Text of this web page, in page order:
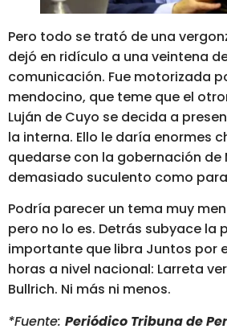
Pero todo se trató de una
dejó en ridículo a una veintena
comunicación. Fue motorizada
mendocino, que teme que el
Luján de Cuyo se decida a
la interna. Ello le daría enormes
quedarse con la gobernación de
demasiado suculento como
Podría parecer un tema muy
pero no lo es. Detrás subyace la
importante que libra Juntos por
horas a nivel nacional: Larreta
Bullrich. Ni más ni menos.
*Fuente: Periódico Tribuna de